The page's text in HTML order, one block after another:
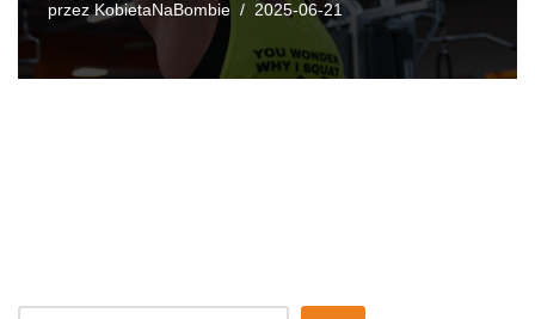
przezKobietaNaBombie 2025-06-21